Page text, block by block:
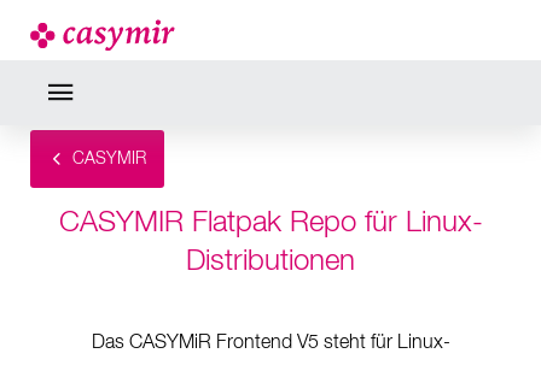
CASYMIR
CASYMIR Flatpak Repo für Linux-
Distributionen
Das CASYMiR Frontend V5 steht für Linux-